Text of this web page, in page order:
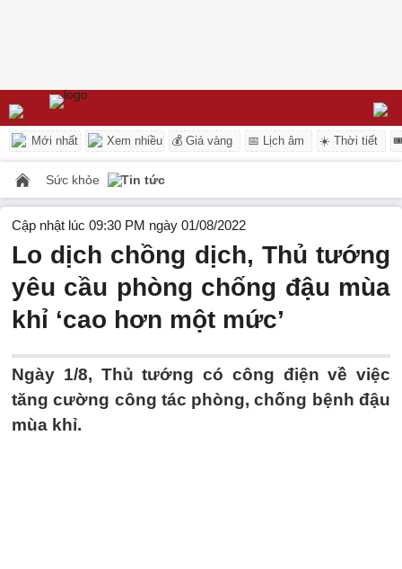
Mới nhất Xem nhiều 💰 Giá vàng 📅 Lịch âm ☀️ Thời tiết
Sức khỏe Tin tức
Cập nhật lúc 09:30 PM ngày 01/08/2022
Lo dịch chồng dịch, Thủ tướng
yêu cầu phòng chống đậu mùa
khỉ ‘cao hơn một mức’
Ngày 1/8, Thủ tướng có công điện về việc
tăng cường công tác phòng, chống bệnh đậu
mùa khỉ.